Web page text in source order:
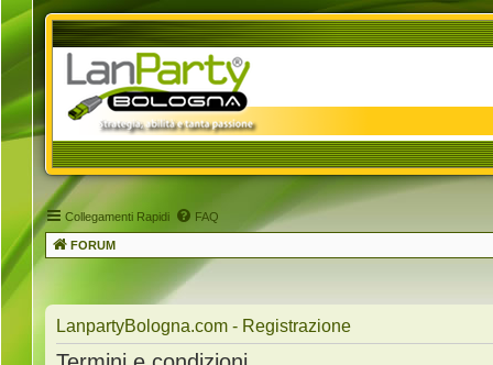
Collegamenti Rapidi FAQ
FORUM
LanpartyBologna.com - Registrazione